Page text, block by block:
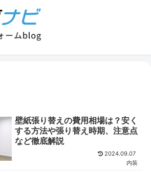
壁紙張り替えの費用相場は？安く
する方法や張り替え時期、注意点
など徹底解説
2024.09.07
内装